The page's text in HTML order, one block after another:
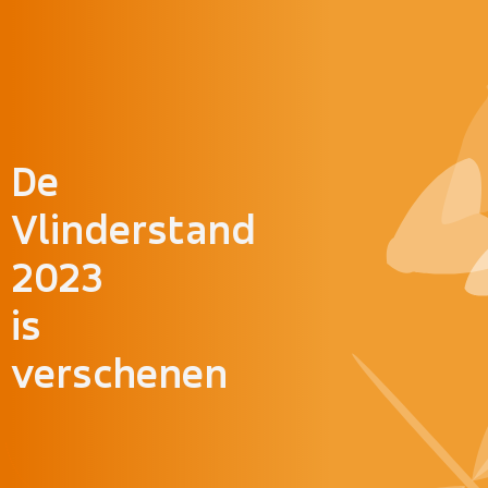
De
Vlinderstand
2023
is
verschenen